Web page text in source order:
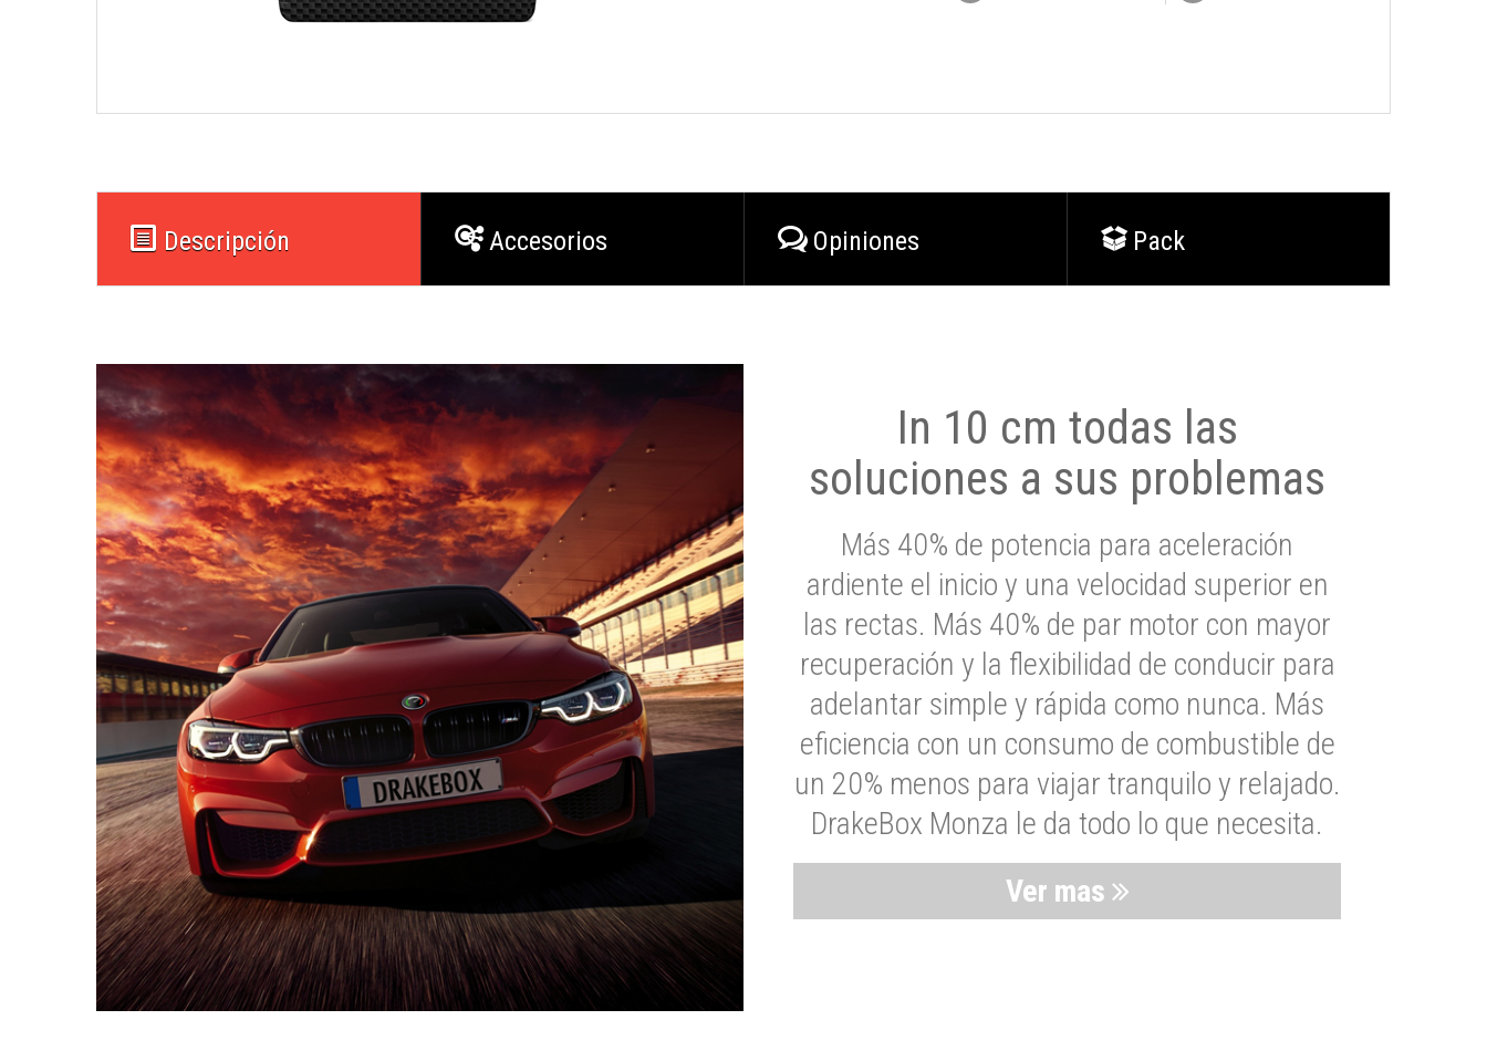
Descripción Accesorios Opiniones Pack
In 10 cm todas las
soluciones a sus problemas
Más 40% de potencia para aceleración
ardiente el inicio y una velocidad superior en
las rectas. Más 40% de par motor con mayor
recuperación y la flexibilidad de conducir para
adelantar simple y rápida como nunca. Más
eficiencia con un consumo de combustible de
un 20% menos para viajar tranquilo y relajado.
DrakeBox Monza le da todo lo que necesita.
Ver mas